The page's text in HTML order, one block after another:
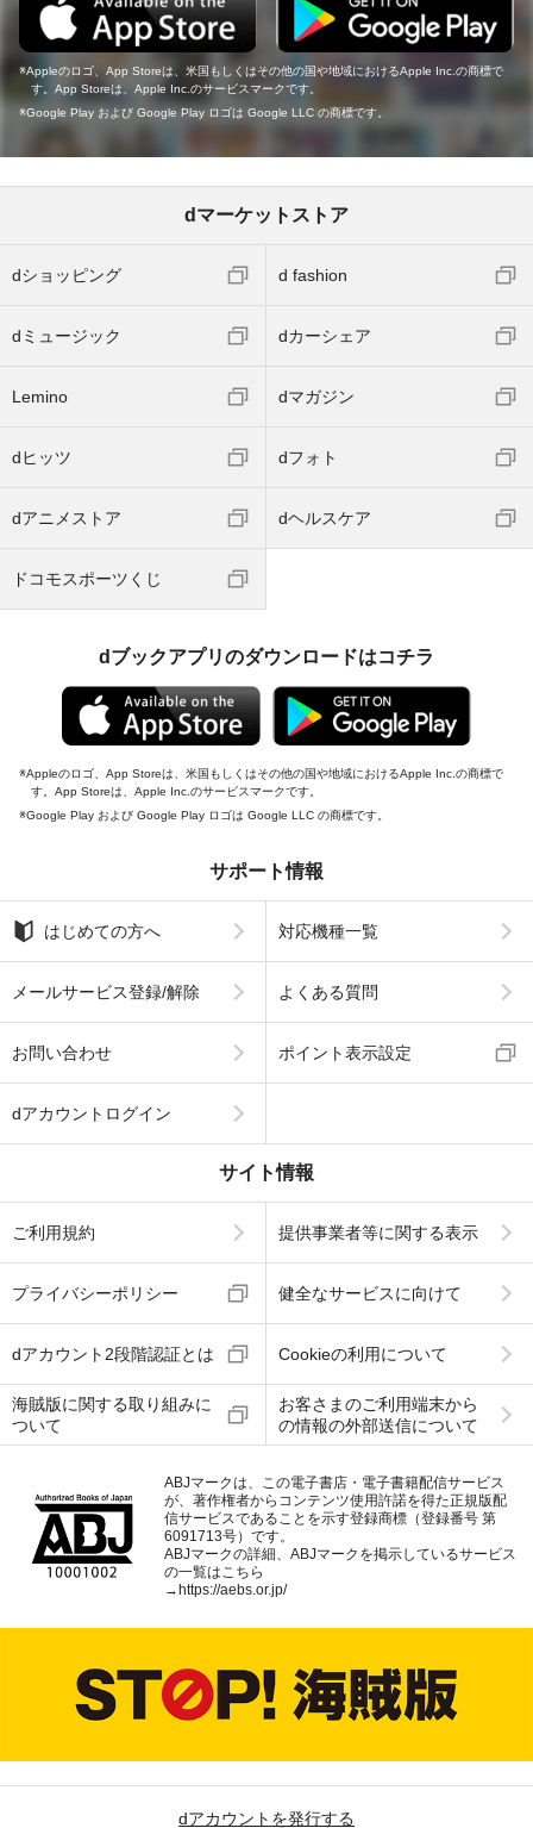
Appleのロゴ、App Storeは、米国もしくはその他の国や地域におけるApple Inc.の商標で
す。App Storeは、Apple Inc.のサービスマークです。
Google Play および Google Play ロゴは Google LLC の商標です。
dマーケットストア
dショッピング d fashion
dミュージック dカーシェア
Lemino dマガジン
dヒッツ dフォト
dアニメストア dヘルスケア
ドコモスポーツくじ
dブックアプリのダウンロードはコチラ
Appleのロゴ、App Storeは、米国もしくはその他の国や地域におけるApple Inc.の商標で
す。App Storeは、Apple Inc.のサービスマークです。
Google Play および Google Play ロゴは Google LLC の商標です。
サポート情報
はじめての方へ 対応機種一覧
メールサービス登録/解除 よくある質問
お問い合わせ ポイント表示設定
dアカウントログイン
サイト情報
ご利用規約 提供事業者等に関する表示
プライバシーポリシー 健全なサービスに向けて
dアカウント2段階認証とは Cookieの利用について
海賊版に関する取り組みに
ついて
お客さまのご利用端末から
の情報の外部送信について
ABJマークは、この電子書店・電子書籍配信サービス
が、著作権者からコンテンツ使用許諾を得た正規版配
信サービスであることを示す登録商標（登録番号 第
6091713号）です。
ABJマークの詳細、ABJマークを掲示しているサービス
の一覧はこちら
→https://aebs.or.jp/
dアカウントを発行する